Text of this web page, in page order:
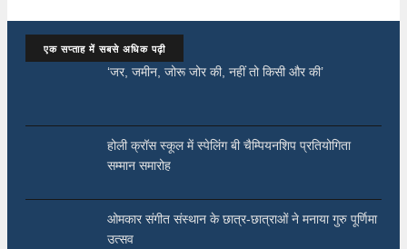
एक सप्ताह में सबसे अधिक पढ़ी
‘जर, जमीन, जोरू जोर की, नहीं तो किसी और की’
होली क्रॉस स्कूल में स्पेलिंग बी चैम्पियनशिप प्रतियोगिता
सम्मान समारोह
ओमकार संगीत संस्थान के छात्र-छात्राओं ने मनाया गुरु पूर्णिमा
उत्सव